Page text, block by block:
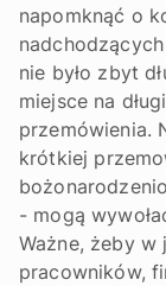
napomknąć o
nie było zbyt
miejsce na
przemówienia.
krótkiej
- mogą
Ważne, żeby w
pracowników,